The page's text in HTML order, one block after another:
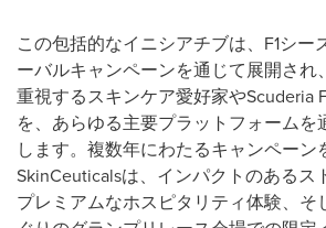
この包括的なイニシアチブは、F1シー
ーバルキャンペーンを通じて展開され
重視するスキンケア愛好家やScuderia
を、あらゆる主要プラットフォームを
します。複数年にわたるキャンペーン
SkinCeuticalsは、インパクトのあるス
プレミアムなホスピタリティ体験、そ